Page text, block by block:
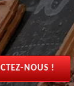
NOUS !